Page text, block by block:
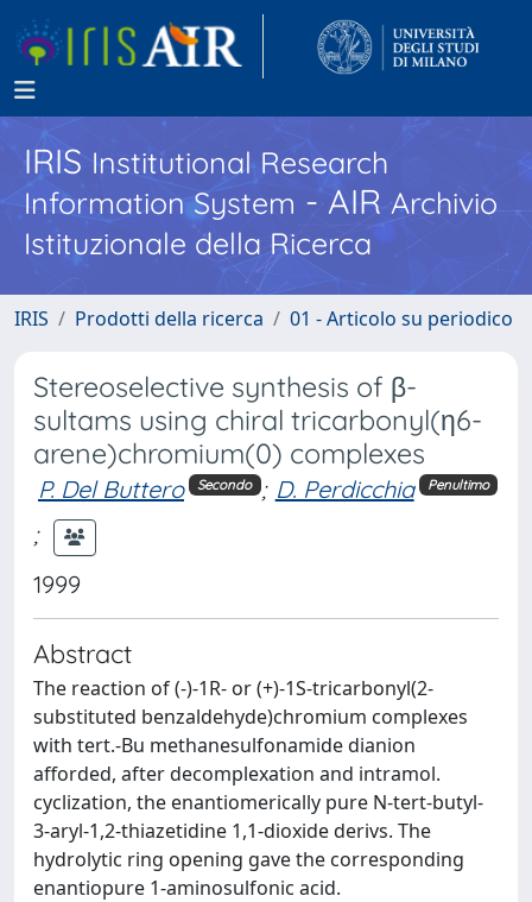
IRISInstitutional Research
Information System - AIR Archivio
Istituzionale della Ricerca
IRIS Prodotti della ricerca 01 - Articolo su periodico
Stereoselective synthesis of β-
sultams using chiral tricarbonyl(η6-
arene)chromium(0) complexes
P. Del Buttero Secondo ; D. Perdicchia Penultimo
;
1999
Abstract
The reaction of (-)-1R- or (+)-1S-tricarbonyl(2-
substituted benzaldehyde)chromium complexes
with tert.-Bu methanesulfonamide dianion
afforded, after decomplexation and intramol.
cyclization, the enantiomerically pure N-tert-butyl-
3-aryl-1,2-thiazetidine 1,1-dioxide derivs. The
hydrolytic ring opening gave the corresponding
enantiopure 1-aminosulfonic acid.